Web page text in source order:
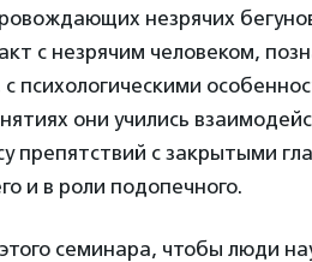
незрячих
с незрячим человеком,
с психологическими
они учились
препятствий с закрытыми
и в роли подопечного.
семинара, чтобы люди